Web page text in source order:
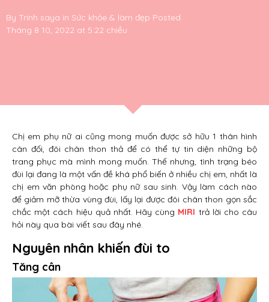
By Trinh saya in Sức khỏe & làm đẹp Posted
Tháng 8 10, 2022 at 5:22 chiều
Chị em phụ nữ ai cũng mong muốn được sở hữu 1 thân hình
cân đối, đôi chân thon thả để có thể tự tin diện những bộ
trang phục mà mình mong muốn. Thế nhưng, tình trạng béo
đùi lại đang là một vấn đề khá phổ biến ở nhiều chị em, nhất là
chị em văn phòng hoặc phụ nữ sau sinh. Vậy làm cách nào
để giảm mỡ thừa vùng đùi, lấy lại được đôi chân thon gọn sắc
chắc một cách hiệu quả nhất. Hãy cùng MIRI trả lời cho câu
hỏi này qua bài viết sau đây nhé.
Nguyên nhân khiến đùi to
Tăng cân